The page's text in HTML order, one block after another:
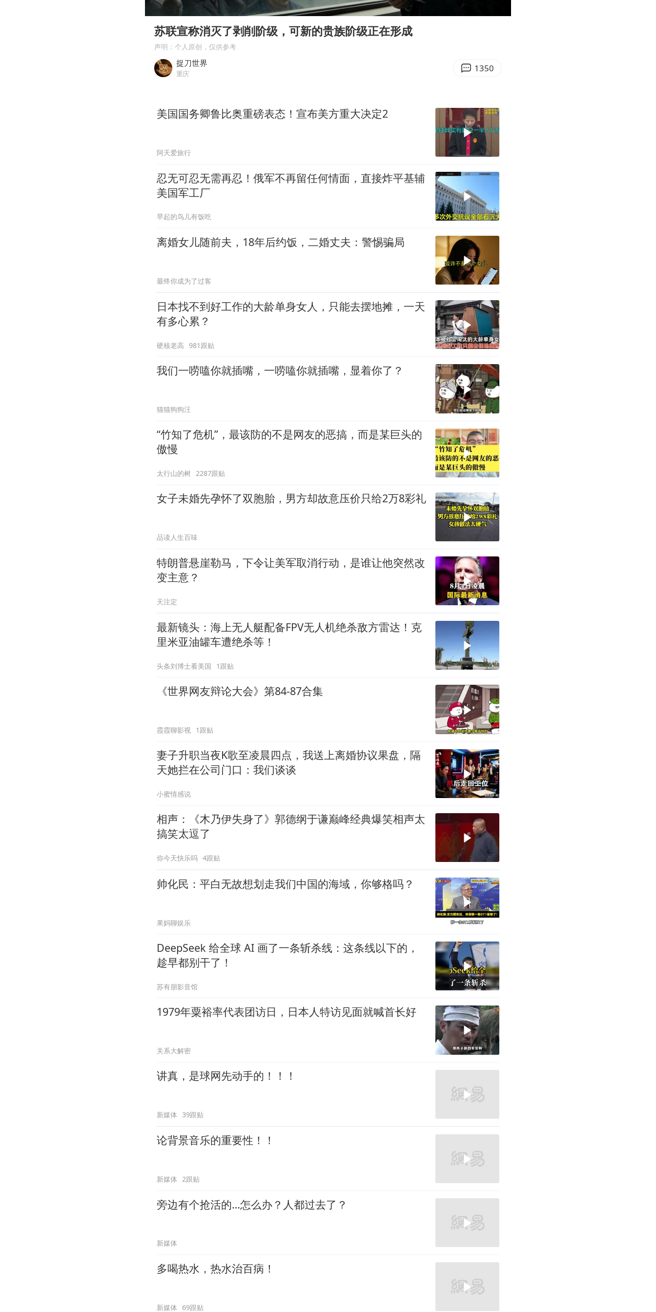
如何把百年大党建设得更加坚强有力
沙特否认与胡塞武装举行会谈
00:00
苏联宣称消灭了剥削阶级，可新的贵族阶级正在形成
声明：个人原创，仅供参考
捉刀世界
重庆 1350
美国国务卿鲁比奥重磅表态！宣布美方重大决定2
阿天爱旅行
忍无可忍无需再忍！俄军不再留任何情面，直接炸平基辅
美国军工厂
早起的鸟儿有饭吃
离婚女儿随前夫，18年后约饭，二婚丈夫：警惕骗局
最终你成为了过客
日本找不到好工作的大龄单身女人，只能去摆地摊，一天
有多心累？
硬核老高 981跟贴
我们一唠嗑你就插嘴，一唠嗑你就插嘴，显着你了？
猫猫狗狗汪
“竹知了危机”，最该防的不是网友的恶搞，而是某巨头的
傲慢
太行山的树 2287跟贴
女子未婚先孕怀了双胞胎，男方却故意压价只给2万8彩礼
品读人生百味
特朗普悬崖勒马，下令让美军取消行动，是谁让他突然改
变主意？
天注定
最新镜头：海上无人艇配备FPV无人机绝杀敌方雷达！克
里米亚油罐车遭绝杀等！
头条刘博士看美国 1跟贴
《世界网友辩论大会》第84-87合集
霞霞聊影视 1跟贴
妻子升职当夜K歌至凌晨四点，我送上离婚协议果盘，隔
天她拦在公司门口：我们谈谈
小蜜情感说
相声：《木乃伊失身了》郭德纲于谦巅峰经典爆笑相声太
搞笑太逗了
你今天快乐吗 4跟贴
帅化民：平白无故想划走我们中国的海域，你够格吗？
果妈聊娱乐
DeepSeek 给全球 AI 画了一条斩杀线：这条线以下的，
趁早都别干了！
苏有朋影音馆
1979年粟裕率代表团访日，日本人特访见面就喊首长好
关系大解密
讲真，是球网先动手的！！！
新媒体 39跟贴
论背景音乐的重要性！！
新媒体 2跟贴
旁边有个抢活的…怎么办？人都过去了？
新媒体
多喝热水，热水治百病！
新媒体 69跟贴